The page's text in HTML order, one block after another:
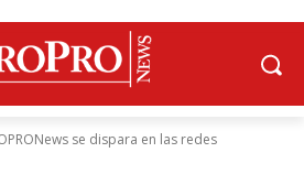
se dispara en las redes